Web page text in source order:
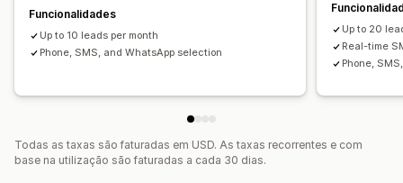
Funcionalidades
Up to 10 leads per month
Phone, SMS, and WhatsApp selection
Up to 20
Real-time
Phone,
Todas as taxas são faturadas em USD. As taxas recorrentes e com
base na utilização são faturadas a cada 30 dias.